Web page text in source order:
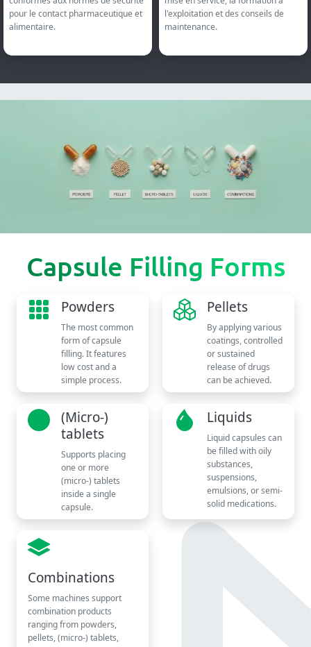
pour le contact pharmaceutique et
alimentaire.
l'exploitation et des conseils de
maintenance.
Capsule Filling Forms
Powders
The most common
form of capsule
filling. It features
low cost and a
simple process.
Pellets
By applying various
coatings, controlled
or sustained
release of drugs
can be achieved.
(Micro-)
tablets
Supports placing
one or more
(micro-) tablets
inside a single
capsule.
Liquids
Liquid capsules can
be filled with oily
substances,
suspensions,
emulsions, or semi-
solid medications.
Combinations
Some machines support
combination products
ranging from powders,
pellets, (micro-) tablets,